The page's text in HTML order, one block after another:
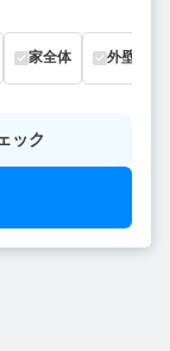
家全体 外壁
ック